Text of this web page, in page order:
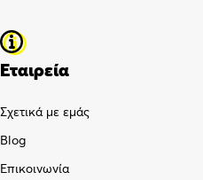
Εταιρεία
Σχετικά με εμάς
Blog
Επικοινωνία